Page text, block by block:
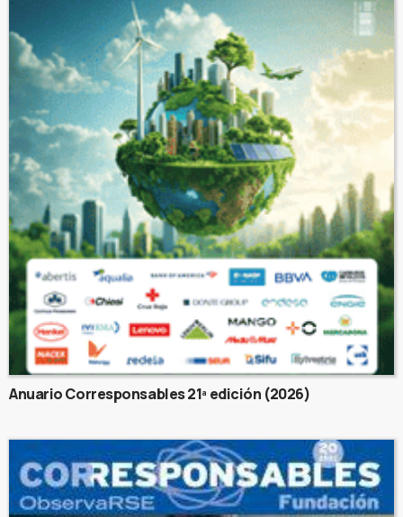
Anuario Corresponsables 21ª edición (2026)